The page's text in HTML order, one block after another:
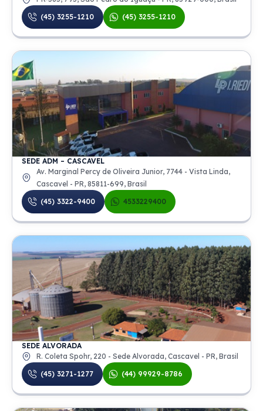
(45) 3255-1210
(45) 3255-1210
SEDE ADM – CASCAVEL
Av. Marginal Percy de Oliveira Junior, 7744 - Vista Linda,
Cascavel - PR, 85811-699, Brasil
(45) 3322-9400
4533229400
SEDE ALVORADA
R. Coleta Spohr, 220 - Sede Alvorada, Cascavel - PR, Brasil
(45) 3271-1277
(44) 99929-8786